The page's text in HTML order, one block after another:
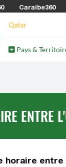
Caraibe360
Qatar
Pays &
ENTRE
horaire